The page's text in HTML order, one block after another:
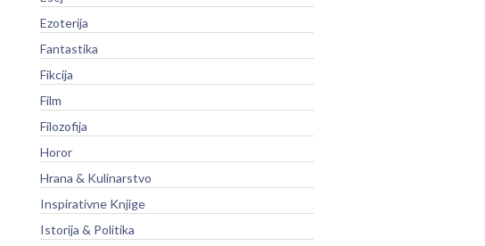
Ezoterija
Fantastika
Fikcija
Film
Filozofija
Horor
Hrana & Kulinarstvo
Inspirativne Knjige
Istorija & Politika